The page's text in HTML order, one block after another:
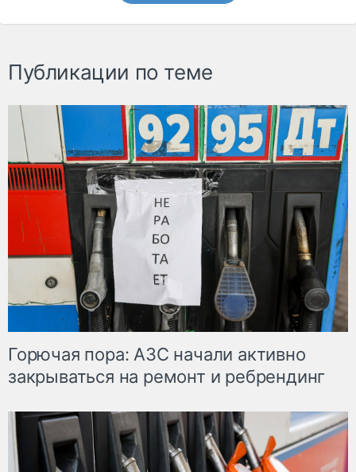
Публикации по теме
Горючая пора: АЗС начали активно
закрываться на ремонт и ребрендинг